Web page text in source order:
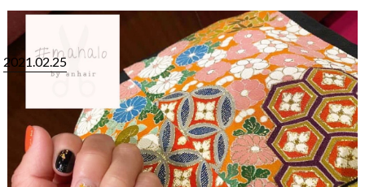
2021.02.25